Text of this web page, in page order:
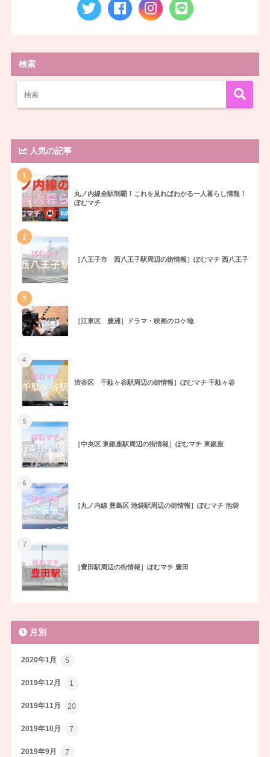
検索
人気の記事
1
丸ノ内線全駅制覇！これを見ればわかる一人暮らし情報！
ぽむマチ
2
［八王子市 西八王子駅周辺の街情報］ぽむマチ 西八王子
3
［江東区 豊洲］ドラマ・映画のロケ地
4
渋谷区 千駄ヶ谷駅周辺の街情報］ぽむマチ 千駄ヶ谷
5
［中央区 東銀座駅周辺の街情報］ぽむマチ 東銀座
6
［丸ノ内線 豊島区 池袋駅周辺の街情報］ぽむマチ 池袋
7
［豊田駅周辺の街情報］ぽむマチ 豊田
月別
2020年1月 5
2019年12月 1
2019年11月 20
2019年10月 7
2019年9月 7